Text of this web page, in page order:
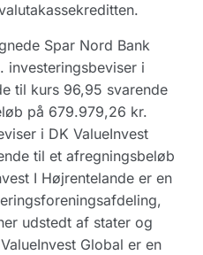
Spar Nord Bank
investeringsbeviser i
til kurs 96,95 svarende
på 679.979,26 kr.
i DK ValueInvest
til et afregningsbeløb
I Højrentelande er en
udstedt af stater og
Global er en